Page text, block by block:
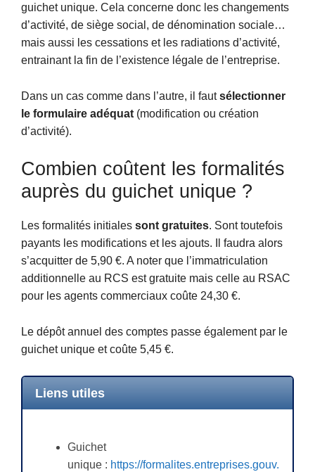
guichet unique. Cela concerne donc les changements
d’activité, de siège social, de dénomination sociale…
mais aussi les cessations et les radiations d’activité,
entrainant la fin de l’existence légale de l’entreprise.
Dans un cas comme dans l’autre, il fautsélectionner
le formulaire adéquat (modification ou création
d’activité).
Combien coûtent les formalités
auprès du guichet unique ?
Les formalités initiales sont gratuites. Sont toutefois
payants les modifications et les ajouts. Il faudra alors
s’acquitter de 5,90 €. A noter que l’immatriculation
additionnelle au RCS est gratuite mais celle au RSAC
pour les agents commerciaux coûte 24,30 €.
Le dépôt annuel des comptes passe également par le
guichet unique et coûte 5,45 €.
Liens utiles
Guichet
unique : https://formalites.entreprises.gouv.